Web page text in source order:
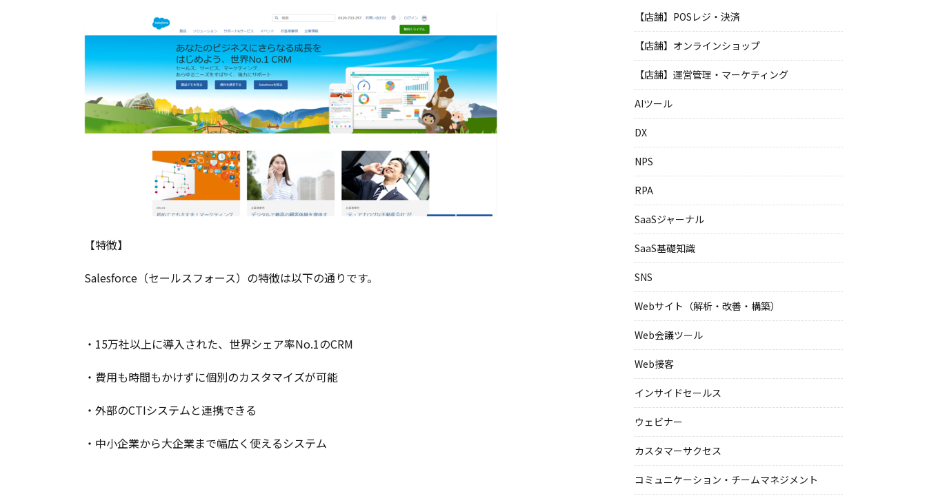
365（マ
イクロソ
フトダイ
ナミック
CRM）
3.5.CRMの比較
No.5：
ュガー CRM）
CRMの比較
No.6：
Senses（セ
No.7：
Kintone（キ
比較
eセー
ネージ
Remix
【特徴】
Salesforce（セールスフォース）の特徴は以下の通りです。
・15万社以上に導入された、世界シェア率No.1のCRM
・費用も時間もかけずに個別のカスタマイズが可能
・外部のCTIシステムと連携できる
・中小企業から大企業まで幅広く使えるシステム
【店舗】POSレジ・決済
【店舗】オンラインショップ
【店舗】運営管理・マーケティング
AIツール
DX
NPS
RPA
SaaSジャーナル
SaaS基礎知識
SNS
Webサイト（解析・改善・構築）
Web会議ツール
Web接客
インサイドセールス
ウェビナー
カスタマーサクセス
コミュニケーション・チームマネジメント